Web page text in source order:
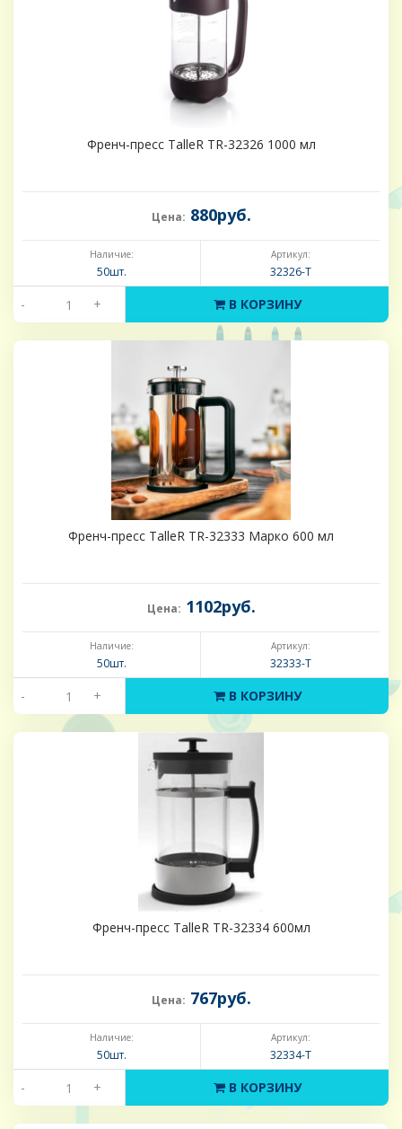
Френч-пресс TalleR TR-32326 1000 мл
Цена: 880руб.
Наличие:
50шт.
Артикул:
32326-Т
- + В КОРЗИНУ
Френч-пресс TalleR TR-32333 Марко 600 мл
Цена: 1102руб.
Наличие:
50шт.
Артикул:
32333-Т
- + В КОРЗИНУ
Френч-пресс TalleR TR-32334 600мл
Цена: 767руб.
Наличие:
50шт.
Артикул:
32334-Т
- + В КОРЗИНУ